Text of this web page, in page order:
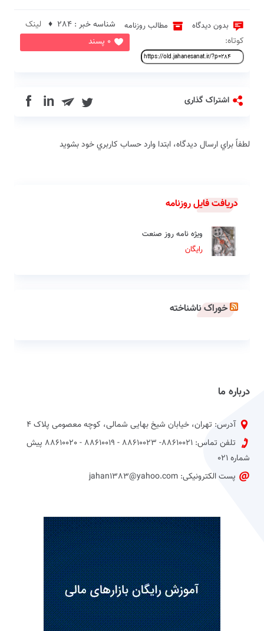
بدون دیدگاه مطالب روزنامه
0 پسند
شناسه خبر : 284 ♦
لینک
کوتاه:
اشتراک گذاری in
لطفاً براي ارسال دیدگاه، ابتدا وارد حساب كاربري خود بشويد
دریافت فایل روزنامه
ویژه نامه روز صنعت
رایگان
خوراک ناشناخته
درباره ما
آدرس: تهران، خیابان شیخ بهایی شمالی، کوچه معصومی پلاک 4
تلفن تماس: 88610021- 88610023 - 88610019 - 88610020 پیش
شماره 021
پست الکترونیکی: jahan1383@yahoo.com